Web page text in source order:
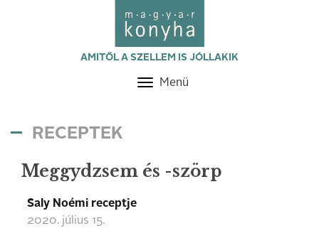
AMITŐL A SZELLEM IS JÓLLAKIK
Toggle
Menü
RECEPTEK
Meggydzsem és -szörp
Saly Noémi receptje
2020. július 15.